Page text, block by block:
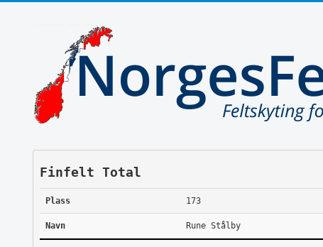
Finfelt Total
Plass 173
Navn Rune Stålby